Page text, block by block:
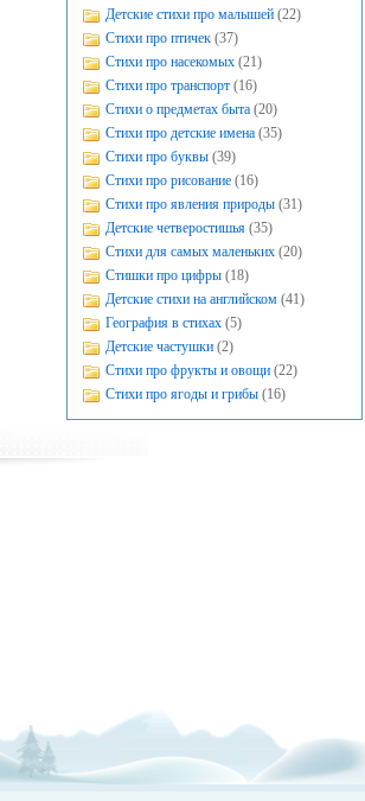
Детские стихи про малышей (22)
Стихи про птичек (37)
Стихи про насекомых (21)
Стихи про транспорт (16)
Стихи о предметах быта (20)
Стихи про детские имена (35)
Стихи про буквы (39)
Стихи про рисование (16)
Стихи про явления природы (31)
Детские четверостишья (35)
Стихи для самых маленьких (20)
Стишки про цифры (18)
Детские стихи на английском (41)
География в стихах (5)
Детские частушки (2)
Стихи про фрукты и овощи (22)
Стихи про ягоды и грибы (16)